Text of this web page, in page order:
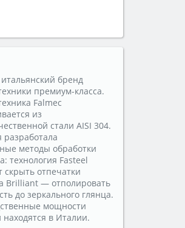
бренд
премиум-класса.
Falmec
из
стали AISI 304.
методы обработки
технология Fasteel
скрыть отпечатки
Brilliant — отполировать
до зеркального глянца.
мощности
в Италии.